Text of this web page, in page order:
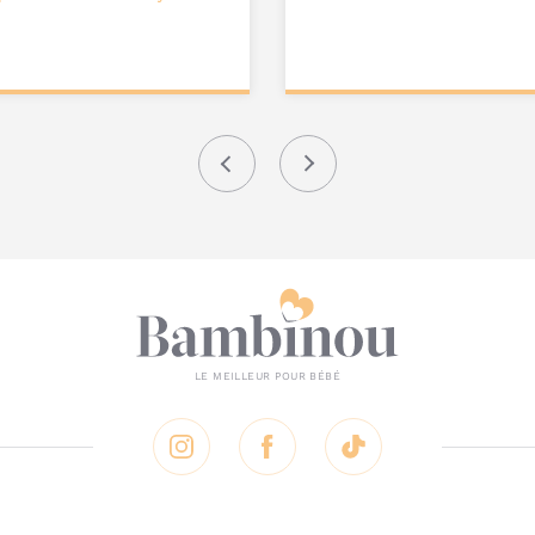
PrécédentSuivant
Instagram Facebook Tik Tok